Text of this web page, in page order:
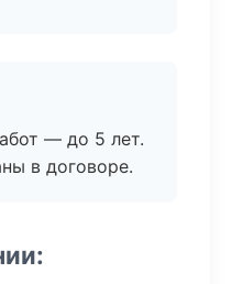
— до 5 лет.
в договоре.